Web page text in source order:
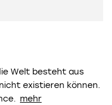
Welt besteht aus
existieren können.